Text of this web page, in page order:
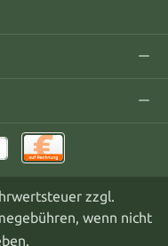
zzgl.
wenn nicht